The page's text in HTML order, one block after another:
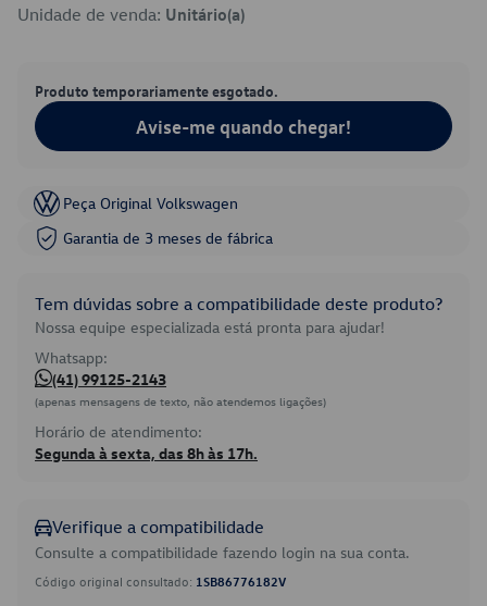
Unidade de venda: Unitário(a)
Produto temporariamente esgotado.
Avise-me quando chegar!
Peça Original Volkswagen
Garantia de 3 meses de fábrica
Tem dúvidas sobre a compatibilidade deste produto?
Nossa equipe especializada está pronta para ajudar!
Whatsapp:
(41) 99125-2143
(apenas mensagens de texto, não atendemos ligações)
Horário de atendimento:
Segunda à sexta, das 8h às 17h.
Verifique a compatibilidade
Consulte a compatibilidade fazendo login na sua conta.
Código original consultado: 1SB86776182V